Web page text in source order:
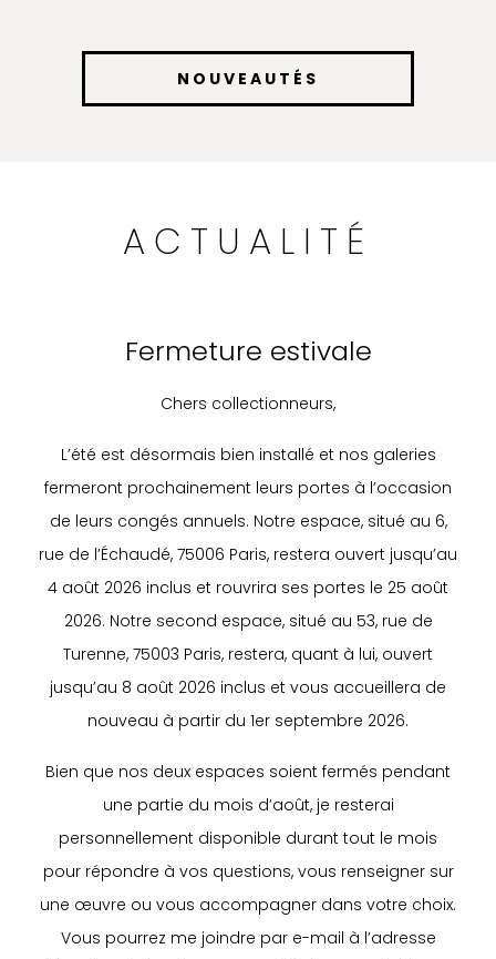
NOUVEAUTÉS
ACTUALITÉ
Fermeture estivale
Chers collectionneurs,
L’été est désormais bien installé et nos galeries
fermeront prochainement leurs portes à l’occasion
de leurs congés annuels. Notre espace, situé au 6,
rue de l’Échaudé, 75006 Paris, restera ouvert jusqu’au
4 août 2026 inclus et rouvrira ses portes le 25 août
2026. Notre second espace, situé au 53, rue de
Turenne, 75003 Paris, restera, quant à lui, ouvert
jusqu’au 8 août 2026 inclus et vous accueillera de
nouveau à partir du 1er septembre 2026.
Bien que nos deux espaces soient fermés pendant
une partie du mois d’août, je resterai
personnellement disponible durant tout le mois
pour répondre à vos questions, vous renseigner sur
une œuvre ou vous accompagner dans votre choix.
Vous pourrez me joindre par e-mail à l’adresse